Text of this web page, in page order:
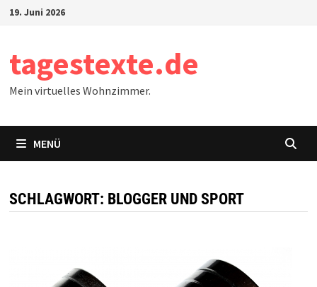
Zum19. Juni 2026
tagestexte.de
Mein virtuelles Wohnzimmer.
MENÜ
SCHLAGWORT: BLOGGER UND SPORT